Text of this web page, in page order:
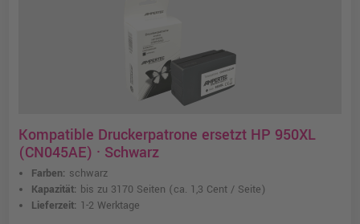
Kompatible Druckerpatrone ersetzt HP 950XL
(CN045AE) · Schwarz
Farben: schwarz
Kapazität: bis zu 3170 Seiten (ca. 1,3 Cent / Seite)
Lieferzeit: 1-2 Werktage